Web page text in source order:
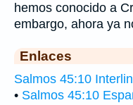
hemos conocido a
embargo, ahora ya
Enlaces
Salmos 45:10
• Salmos 45:10